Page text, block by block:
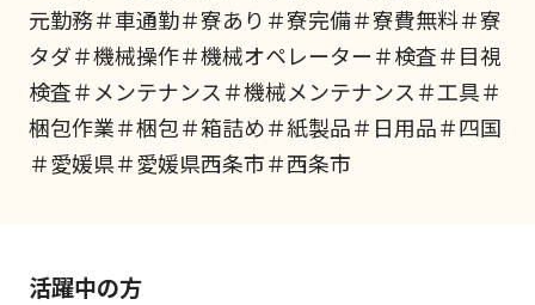
元勤務＃車通勤＃寮あり＃寮完備＃寮費無料＃寮
タダ＃機械操作＃機械オペレーター＃検査＃目視
検査＃メンテナンス＃機械メンテナンス＃工具＃
梱包作業＃梱包＃箱詰め＃紙製品＃日用品＃四国
＃愛媛県＃愛媛県西条市＃西条市
活躍中の方